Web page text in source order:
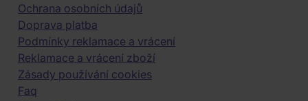
Ochrana osobních údajů
Doprava platba
Podmínky reklamace a vrácení
Reklamace a vrácení zboží
Zásady používání cookies
Faq